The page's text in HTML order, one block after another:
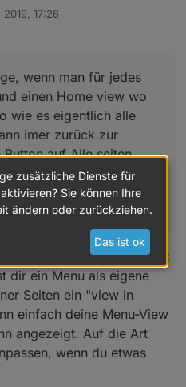
2019, 17:26
wenn man für jedes
einen Home view wo
wie es eigentlich alle
imer zurück zur
auf Alle seiten
Bin anfänger und
Danke MFG Kevin
auf jeder Seite; dann ist
dir ein Menu als eigene
Seiten ein "view in
einfach deine Menu-View
angezeigt. Auf die Art
wenn du etwas
zusätzliche Dienste für
aktivieren? Sie können Ihre
ändern oder zurückziehen.
Das ist ok